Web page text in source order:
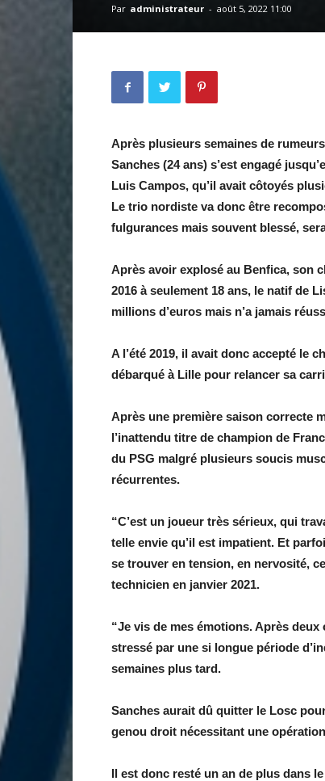
Par administrateur - août 5, 2022 11:00
Après plusieurs semaines de
Sanches (24 ans) s’est engagé
Luis Campos, qu’il avait côtoyés
Le trio nordiste va donc être
fulgurances mais souvent blessé,
Après avoir explosé au Benfica, son
2016 à seulement 18 ans, le natif de
millions d’euros mais n’a jamais
A l’été 2019, il avait donc accepté le
débarqué à Lille pour relancer sa
Après une première saison correcte
l’inattendu titre de champion de
du PSG malgré plusieurs soucis
récurrentes.
“C’est un joueur très sérieux, qui
telle envie qu’il est impatient. Et
se trouver en tension, en nervosité,
technicien en janvier 2021.
“Je vis de mes émotions. Après
stressé par une si longue période
semaines plus tard.
Sanches aurait dû quitter le Losc
genou droit nécessitant une
Il est donc resté un an de plus dans